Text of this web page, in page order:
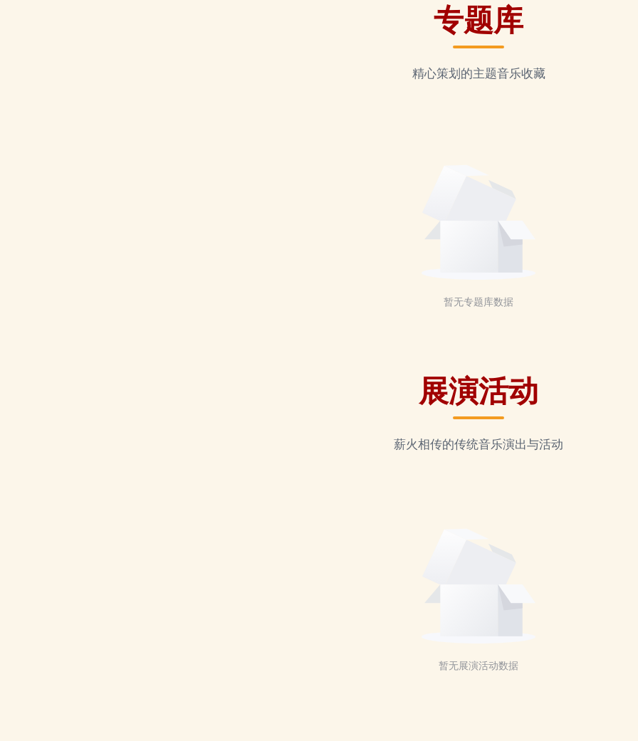
专题库
精心策划的主题音乐收藏
暂无专题库数据
展演活动
薪火相传的传统音乐演出与活动
暂无展演活动数据